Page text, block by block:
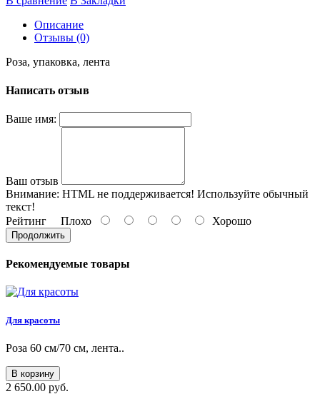
Описание
Отзывы (0)
Роза, упаковка, лента
Написать отзыв
Ваше имя:
Ваш отзыв
Внимание: HTML не поддерживается! Используйте обычный
текст!
Рейтинг Плохо Хорошо
Продолжить
Рекомендуемые товары
Для красоты
Роза 60 см/70 см, лента..
В корзину
2 650.00 руб.